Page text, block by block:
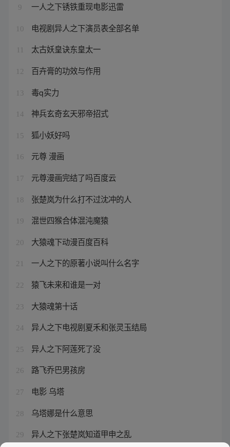
9 一人之下锈铁重现电影迅雷
10 电视剧异人之下演员表全部名单
太古妖皇诀东皇太一
12 百卉膏的功效与作用
13 毒q实力
14 神兵玄奇玄天邪帝招式
15 狐小妖好吗
16 元尊 漫画
17 元尊漫画完结了吗百度云
18 张楚岚为什么打不过沈冲的人
19 混世四猴合体混沌魔猿
20 大猿魂下动漫百度百科
21 一人之下的原著小说叫什么名字
22 猿飞未来和谁是一对
23 大猿魂第十话
24 异人之下电视剧夏禾和张灵玉结局
25 异人之下阿莲死了没
26 路飞乔巴男孩房
27 电影 乌塔
28 乌塔娜是什么意思
29 异人之下张楚岚知道甲申之乱